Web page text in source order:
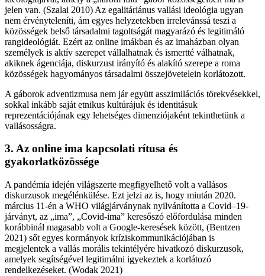
jelen van. (Szalai 2010) Az egalitáriánus vallási ideológia ugyan
nem érvényteleníti, ám egyes helyzetekben irrelevánssá teszi a
közösségek belső társadalmi tagoltságát magyarázó és legitimáló
rangideológiát. Ezért az online imákban és az imaházban olyan
személyek is aktív szerepet vállalhatnak és ismertté válhatnak,
akiknek ágenciája, diskurzust irányító és alakító szerepe a roma
közösségek hagyományos társadalmi összejövetelein korlátozott.
A gáborok adventizmusa nem jár együtt asszimilációs törekvésekkel,
sokkal inkább saját etnikus kultúrájuk és identitásuk
reprezentációjának egy lehetséges dimenziójaként tekinthetünk a
vallásosságra.
3. Az online ima kapcsolati rítusa és
gyakorlatközössége
A pandémia idején világszerte megfigyelhető volt a vallásos
diskurzusok megélénkülése. Ezt jelzi az is, hogy miután 2020.
március 11-én a WHO világjárványnak nyilvánította a Covid–19-
járványt, az „ima”, „Covid-ima” keresőszó előfordulása minden
korábbinál magasabb volt a Google-keresések között, (Bentzen
2021) sőt egyes kormányok kríziskommunikációjában is
megjelentek a vallás morális tekintélyére hivatkozó diskurzusok,
amelyek segítségével legitimálni igyekeztek a korlátozó
rendelkezéseket. (Wodak 2021)